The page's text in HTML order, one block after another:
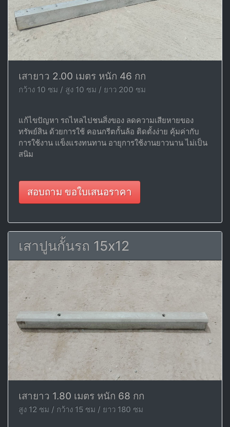
เสายาว 2.00 เมตร หนัก 46 กก
กว้าง 10 ซม / สูง 10 ซม / ยาว 200 ซม
แก้ไขปัญหา รถไหลไปชนสิ่งของ ลดความเสียหายของ
ทรัพย์สิน ด้วยการใช้ คอนกรีตกั้นล้อ ติดตั้งง่าย คุ้มค่ากับ
การใช้งาน แข็งแรงทนทาน อายุการใช้งานยาวนาน ไม่เป็น
สนิม
สอบถาม ขอใบเสนอราคา
เสาปูนกั้นรถ 15x12
เสายาว 1.80 เมตร หนัก 68 กก
สูง 12 ซม / กว้าง 15 ซม / ยาว 180 ซม